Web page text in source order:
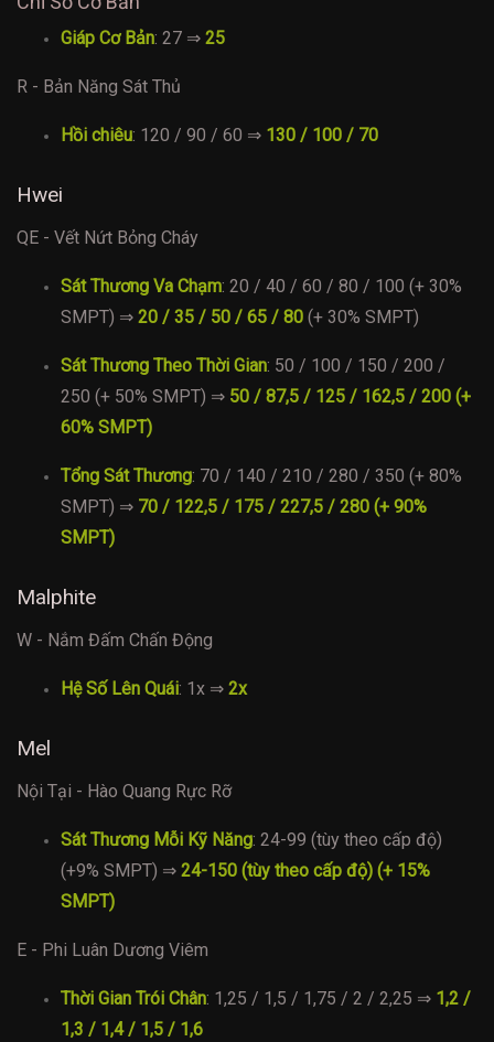
Giáp Cơ Bản: 27 ⇒ 25
R - Bản Năng Sát Thủ
Hồi chiêu: 120 / 90 / 60 ⇒ 130 / 100 / 70
Hwei
QE - Vết Nứt Bỏng Cháy
Sát Thương Va Chạm: 20 / 40 / 60 / 80 / 100 (+ 30%
SMPT) ⇒ 20 / 35 / 50 / 65 / 80 (+ 30% SMPT)
Sát Thương Theo Thời Gian: 50 / 100 / 150 / 200 /
250 (+ 50% SMPT) ⇒ 50 / 87,5 / 125 / 162,5 / 200 (+
60% SMPT)
Tổng Sát Thương: 70 / 140 / 210 / 280 / 350 (+ 80%
SMPT) ⇒ 70 / 122,5 / 175 / 227,5 / 280 (+ 90%
SMPT)
Malphite
W - Nắm Đấm Chấn Động
Hệ Số Lên Quái: 1x ⇒ 2x
Mel
Nội Tại - Hào Quang Rực Rỡ
Sát Thương Mỗi Kỹ Năng: 24-99 (tùy theo cấp độ)
(+9% SMPT) ⇒ 24-150 (tùy theo cấp độ) (+ 15%
SMPT)
E - Phi Luân Dương Viêm
Thời Gian Trói Chân: 1,25 / 1,5 / 1,75 / 2 / 2,25 ⇒ 1,2 /
1,3 / 1,4 / 1,5 / 1,6